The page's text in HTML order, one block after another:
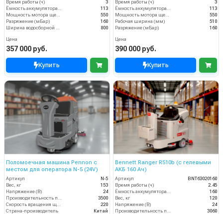
Время работы (ч)
3
113
550
Разряжение (мБар)
160
800
Цена
357 000 руб.
Купить
Время работы (ч)
3
113
550
Рабочая ширина (мм)
510
Разряжение (мБар)
160
Цена
390 000 руб.
Купить
Поломоечная машина Pennon с
местом для оператора N-5 (24V)
Артикул
N-5
Вес, кг
153
Напряжение (В)
24
3500
220
Страна-производитель
Китай
Bennett Ranger R510b (с гелевыми
АКБ 160 Ач)
Артикул
BNT63020160
Время работы (ч)
2.45
160
Вес, кг
120
Напряжение (В)
24
3060